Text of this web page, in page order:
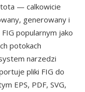
— calkowicie
generowany i
popularnym jako
potokach
narzedzi
pliki FIG do
EPS, PDF, SVG,